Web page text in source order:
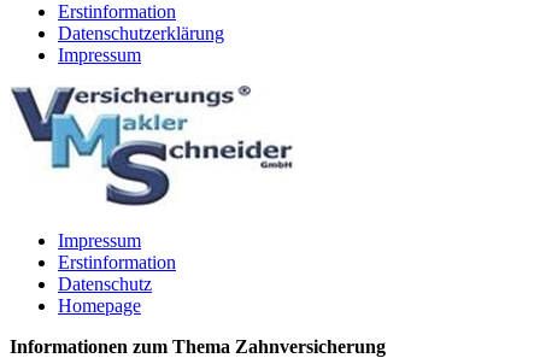
Erstinformation
Datenschutzerklärung
Impressum
Impressum
Erstinformation
Datenschutz
Homepage
Informationen zum Thema Zahnversicherung